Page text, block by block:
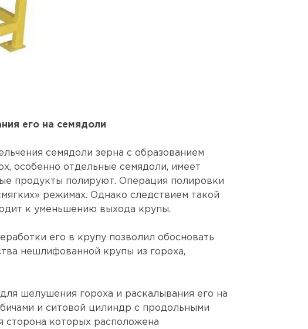
его на семядоли
семядоли зерна с образованием
особенно отдельные семядоли, имеет
продукты полируют. Операция полировки
режимах. Однако следствием такой
к уменьшению выхода крупы.
его в крупу позволил обосновать
нешлифованной крупы из гороха,
шелушения гороха и раскалывания его на
и ситовой цилиндр с продольными
сторона которых расположена